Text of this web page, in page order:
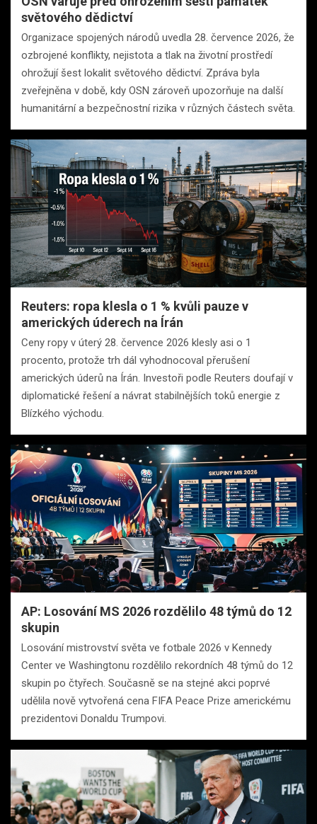
světového dědictví
Organizace spojených národů uvedla 28. července 2026, že
ozbrojené konflikty, nejistota a tlak na životní prostředí
ohrožují šest lokalit světového dědictví. Zpráva byla
zveřejněna v době, kdy OSN zároveň upozorňuje na další
humanitární a bezpečnostní rizika v různých částech světa.
Reuters: ropa klesla o 1 % kvůli pauze v
amerických úderech na Írán
Ceny ropy v úterý 28. července 2026 klesly asi o 1
procento, protože trh dál vyhodnocoval přerušení
amerických úderů na Írán. Investoři podle Reuters doufají v
diplomatické řešení a návrat stabilnějších toků energie z
Blízkého východu.
AP: Losování MS 2026 rozdělilo 48 týmů do 12
skupin
Losování mistrovství světa ve fotbale 2026 v Kennedy
Center ve Washingtonu rozdělilo rekordních 48 týmů do 12
skupin po čtyřech. Současně se na stejné akci poprvé
udělila nově vytvořená cena FIFA Peace Prize americkému
prezidentovi Donaldu Trumpovi.